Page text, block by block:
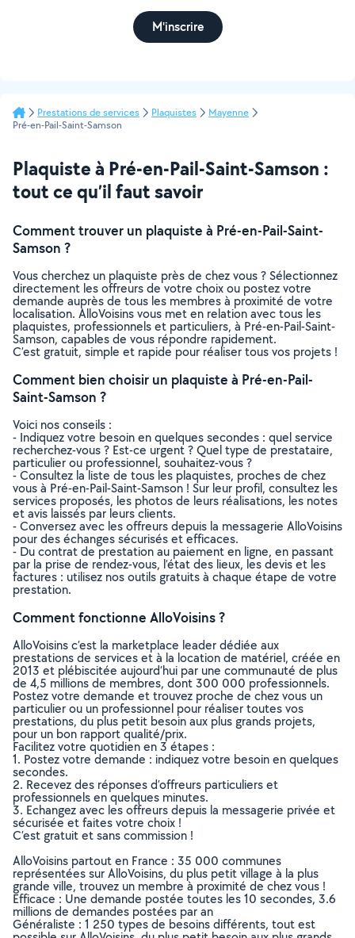
M'inscrire
Prestations de services Plaquistes
Mayenne
Pré-en-Pail-Saint-Samson
Plaquiste à Pré-en-Pail-Saint-Samson :
tout ce qu’il faut savoir
Comment trouver un plaquiste à Pré-en-Pail-Saint-
Samson ?
Vous cherchez un plaquiste près de chez vous ? Sélectionnez
directement les offreurs de votre choix ou postez votre
demande auprès de tous les membres à proximité de votre
localisation. AlloVoisins vous met en relation avec tous les
plaquistes, professionnels et particuliers, à Pré-en-Pail-Saint-
Samson, capables de vous répondre rapidement.
C’est gratuit, simple et rapide pour réaliser tous vos projets !
Comment bien choisir un plaquiste à Pré-en-Pail-
Saint-Samson ?
Voici nos conseils :
- Indiquez votre besoin en quelques secondes : quel service
recherchez-vous ? Est-ce urgent ? Quel type de prestataire,
particulier ou professionnel, souhaitez-vous ?
- Consultez la liste de tous les plaquistes, proches de chez
vous à Pré-en-Pail-Saint-Samson ! Sur leur profil, consultez les
services proposés, les photos de leurs réalisations, les notes
et avis laissés par leurs clients.
- Conversez avec les offreurs depuis la messagerie AlloVoisins
pour des échanges sécurisés et efficaces.
- Du contrat de prestation au paiement en ligne, en passant
par la prise de rendez-vous, l’état des lieux, les devis et les
factures : utilisez nos outils gratuits à chaque étape de votre
prestation.
Comment fonctionne AlloVoisins ?
AlloVoisins c’est la marketplace leader dédiée aux
prestations de services et à la location de matériel, créée en
2013 et plébiscitée aujourd’hui par une communauté de plus
de 4,5 millions de membres, dont 300 000 professionnels.
Postez votre demande et trouvez proche de chez vous un
particulier ou un professionnel pour réaliser toutes vos
prestations, du plus petit besoin aux plus grands projets,
pour un bon rapport qualité/prix.
Facilitez votre quotidien en 3 étapes :
1. Postez votre demande : indiquez votre besoin en quelques
secondes.
2. Recevez des réponses d’offreurs particuliers et
professionnels en quelques minutes.
3. Echangez avec les offreurs depuis la messagerie privée et
sécurisée et faites votre choix !
C’est gratuit et sans commission !
AlloVoisins partout en France : 35 000 communes
représentées sur AlloVoisins, du plus petit village à la plus
grande ville, trouvez un membre à proximité de chez vous !
Efficace : Une demande postée toutes les 10 secondes, 3.6
millions de demandes postées par an
Généraliste : 1 250 types de besoins différents, tout est